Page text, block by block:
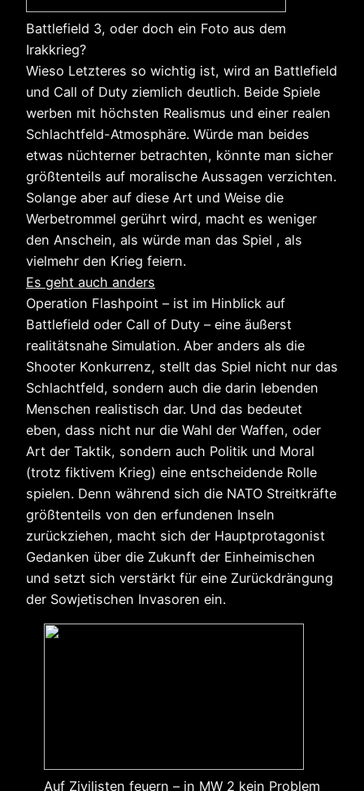
Battlefield 3, oder doch ein Foto aus dem
Irakkrieg?
Wieso Letzteres so wichtig ist, wird an Battlefield
und Call of Duty ziemlich deutlich. Beide Spiele
werben mit höchsten Realismus und einer realen
Schlachtfeld-Atmosphäre. Würde man beides
etwas nüchterner betrachten, könnte man sicher
größtenteils auf moralische Aussagen verzichten.
Solange aber auf diese Art und Weise die
Werbetrommel gerührt wird, macht es weniger
den Anschein, als würde man das Spiel , als
vielmehr den Krieg feiern.
Es geht auch anders
Operation Flashpoint – ist im Hinblick auf
Battlefield oder Call of Duty – eine äußerst
realitätsnahe Simulation. Aber anders als die
Shooter Konkurrenz, stellt das Spiel nicht nur das
Schlachtfeld, sondern auch die darin lebenden
Menschen realistisch dar. Und das bedeutet
eben, dass nicht nur die Wahl der Waffen, oder
Art der Taktik, sondern auch Politik und Moral
(trotz fiktivem Krieg) eine entscheidende Rolle
spielen. Denn während sich die NATO Streitkräfte
größtenteils von den erfundenen Inseln
zurückziehen, macht sich der Hauptprotagonist
Gedanken über die Zukunft der Einheimischen
und setzt sich verstärkt für eine Zurückdrängung
der Sowjetischen Invasoren ein.
Auf Zivilisten feuern – in MW 2 kein Problem